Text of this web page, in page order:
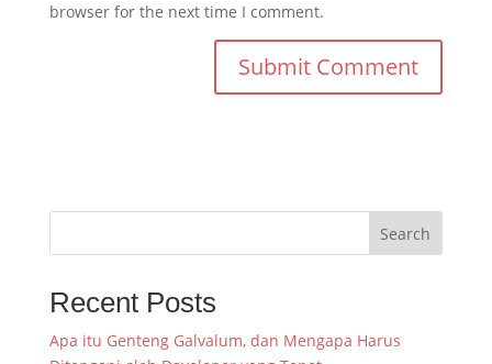
browser for the next time I comment.
Search
Recent Posts
Apa itu Genteng Galvalum, dan Mengapa Harus